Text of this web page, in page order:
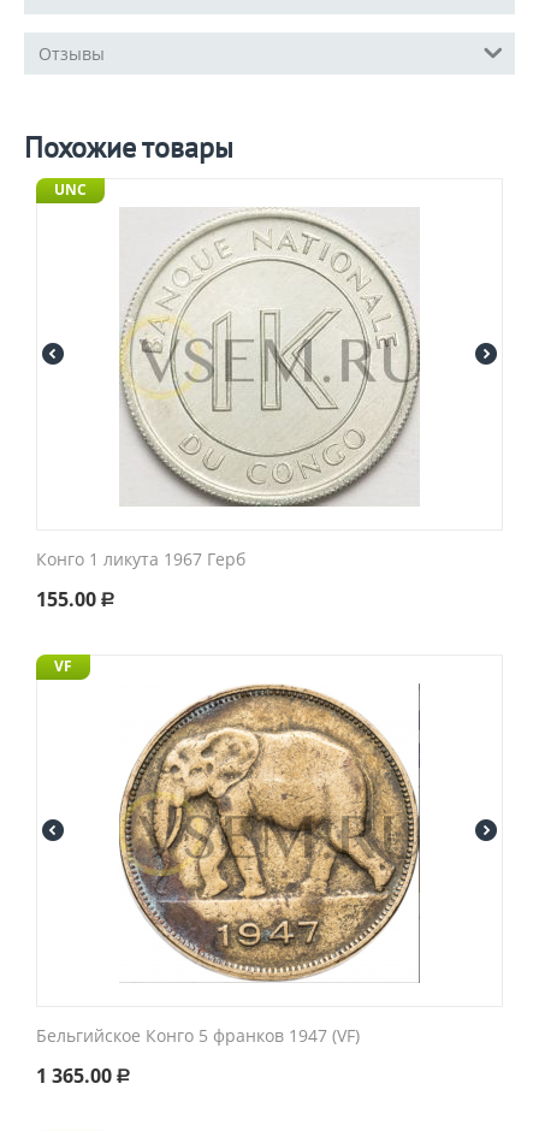
Отзывы
Похожие товары
UNC
Конго 1 ликута 1967 Герб
155.00 Р
VF
Бельгийское Конго 5 франков 1947 (VF)
1 365.00 Р